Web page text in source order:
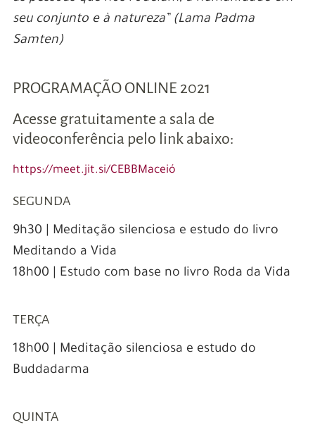
seu conjunto e à natureza” (Lama Padma
Samten)
PROGRAMAÇÃO ONLINE 2021
Acesse gratuitamente a sala de
videoconferência pelo link abaixo:
https://meet.jit.si/CEBBMaceió
SEGUNDA
9h30 | Meditação silenciosa e estudo do livro
Meditando a Vida
18h00 | Estudo com base no livro Roda da Vida
TERÇA
18h00 | Meditação silenciosa e estudo do
Buddadarma
QUINTA